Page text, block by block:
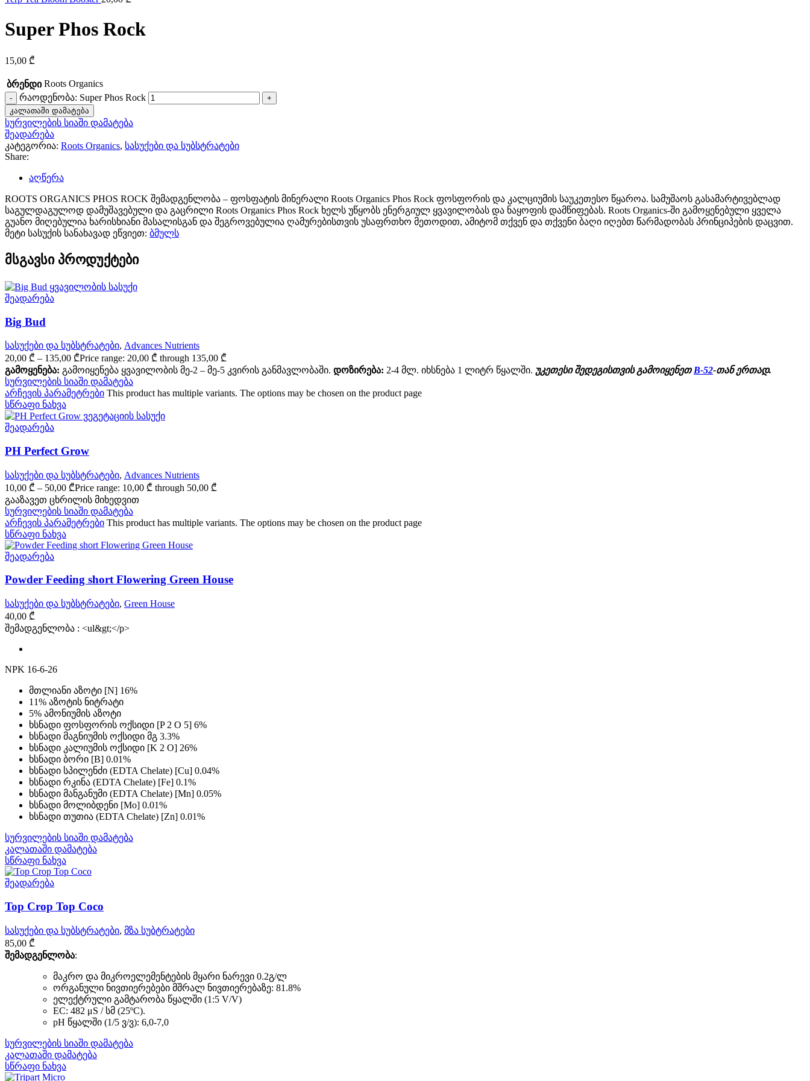
Super Phos Rock
15,00 ₾
ბრენდი Roots Organics
რაოდენობა: Super Phos Rock
კალათაში დამატება
სურვილების სიაში დამატება
შეადარება
კატეგორია: Roots Organics, სასუქები და სუბსტრატები
Share:
აღწერა
ROOTS ORGANICS PHOS ROCK შემადგენლობა – ფოსფატის მინერალი Roots Organics Phos Rock ფოსფორის და კალციუმის საუკეთესო წყაროა. სამუშაოს გასამარტივებლად
საგულდაგულოდ დამუშავებული და გაცრილი Roots Organics Phos Rock ხელს უწყობს ენერგიულ ყვავილობას და ნაყოფის დამწიფებას. Roots Organics-ში გამოყენებული ყველა
გუანო მიღებულია ხარისხიანი მასალისგან და შეგროვებულია ღამურებისთვის უსაფრთხო მეთოდით, ამიტომ თქვენ და თქვენი ბაღი იღებთ წარმადობას პრინციპების დაცვით.
მეტი სასუქის სანახავად ეწვიეთ: ბმულს
მსგავსი პროდუქტები
შეადარება
Big Bud
სასუქები და სუბსტრატები, Advances Nutrients
20,00 ₾ – 135,00 ₾Price range: 20,00 ₾ through 135,00 ₾
გამოყენება: გამოიყენება ყვავილობის მე-2 – მე-5 კვირის განმავლობაში. დოზირება: 2-4 მლ. იხსნება 1 ლიტრ წყალში. უკეთესი შედეგისთვის გამოიყენეთ B-52-თან ერთად.
სურვილების სიაში დამატება
არჩევის პარამეტრები This product has multiple variants. The options may be chosen on the product page
სწრაფი ნახვა
შეადარება
PH Perfect Grow
სასუქები და სუბსტრატები, Advances Nutrients
10,00 ₾ – 50,00 ₾Price range: 10,00 ₾ through 50,00 ₾
გააზავეთ ცხრილის მიხედვით
სურვილების სიაში დამატება
არჩევის პარამეტრები This product has multiple variants. The options may be chosen on the product page
სწრაფი ნახვა
შეადარება
Powder Feeding short Flowering Green House
სასუქები და სუბსტრატები, Green House
40,00 ₾
შემადგენლობა : <ul&gt;</p>
NPK 16-6-26
მთლიანი აზოტი [N] 16%
11% აზოტის ნიტრატი
5% ამონიუმის აზოტი
ხსნადი ფოსფორის ოქსიდი [P 2 O 5] 6%
ხსნადი მაგნიუმის ოქსიდი მგ 3.3%
ხსნადი კალიუმის ოქსიდი [K 2 O] 26%
ხსნადი ბორი [B] 0.01%
ხსნადი სპილენძი (EDTA Chelate) [Cu] 0.04%
ხსნადი რკინა (EDTA Chelate) [Fe] 0.1%
ხსნადი მანგანუმი (EDTA Chelate) [Mn] 0.05%
ხსნადი მოლიბდენი [Mo] 0.01%
ხსნადი თუთია (EDTA Chelate) [Zn] 0.01%
სურვილების სიაში დამატება
კალათაში დამატება
სწრაფი ნახვა
შეადარება
Top Crop Top Coco
სასუქები და სუბსტრატები, მზა სუბტრატები
85,00 ₾
შემადგენლობა:
მაკრო და მიკროელემენტების მყარი ნარევი 0.2გ/ლ
ორგანული ნივთიერებები მშრალ ნივთიერებაზე: 81.8%
ელექტრული გამტარობა წყალში (1:5 V/V)
EC: 482 μS / სმ (25ºC).
pH წყალში (1/5 ვ/ვ): 6,0-7,0
სურვილების სიაში დამატება
კალათაში დამატება
სწრაფი ნახვა